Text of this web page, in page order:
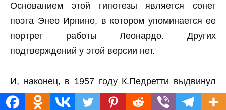
Основанием этой гипотезы является сонет
поэта Энео Ирпино, в котором упоминается ее
портрет работы Леонардо. Других
подтверждений у этой версии нет.
И, наконец, в 1957 году К.Педретти выдвинул
версию Пачифики Брандано. Именно эта